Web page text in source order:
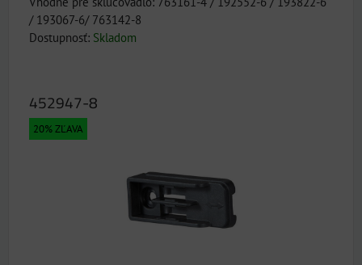
/ 193067-6/ 763142-8
Dostupnosť: Skladom
452947-8
20% ZĽAVA